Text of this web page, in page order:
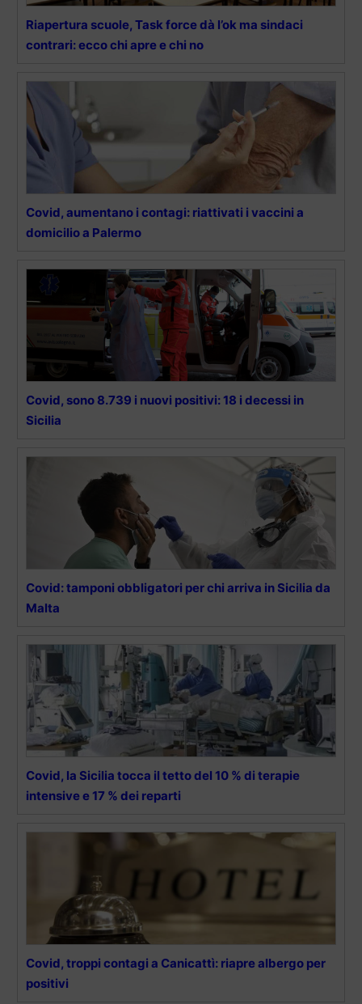
Riapertura scuole, Task force dà l’ok ma sindaci
contrari: ecco chi apre e chi no
Covid, aumentano i contagi: riattivati i vaccini a
domicilio a Palermo
Covid, sono 8.739 i nuovi positivi: 18 i decessi in
Sicilia
Covid: tamponi obbligatori per chi arriva in Sicilia da
Malta
Covid, la Sicilia tocca il tetto del 10 % di terapie
intensive e 17 % dei reparti
Covid, troppi contagi a Canicattì: riapre albergo per
positivi